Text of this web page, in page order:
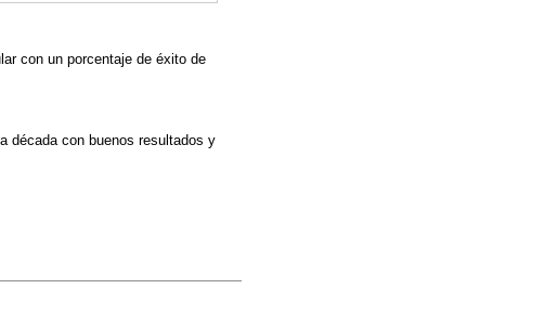
con un porcentaje de éxito de
década con buenos resultados y